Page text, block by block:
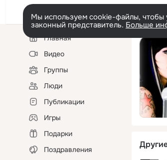
Мы используем cookie-файлы, чтобы
законный представитель. Больше
Левая
колонкаГлавная
Видео
Группы
Люди
Публикации
Игры
Подарки
Поздравления